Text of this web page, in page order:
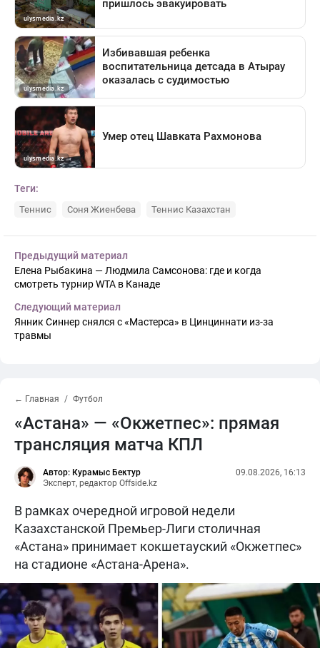
Теги:
Теннис Соня Жиенбева Теннис Казахстан
Предыдущий материал
Елена Рыбакина — Людмила Самсонова: где и когда
смотреть турнир WTA в Канаде
Следующий материал
Янник Синнер снялся с «Мастерса» в Цинциннати из-за
травмы
← Главная Футбол
«Астана» — «Окжетпес»: прямая
трансляция матча КПЛ
Автор: Курамыс Бектур
Эксперт, редактор Offside.kz
09.08.2026, 16:13
В рамках очередной игровой недели
Казахстанской Премьер-Лиги столичная
«Астана» принимает кокшетауский «Окжетпес»
на стадионе «Астана-Арена».